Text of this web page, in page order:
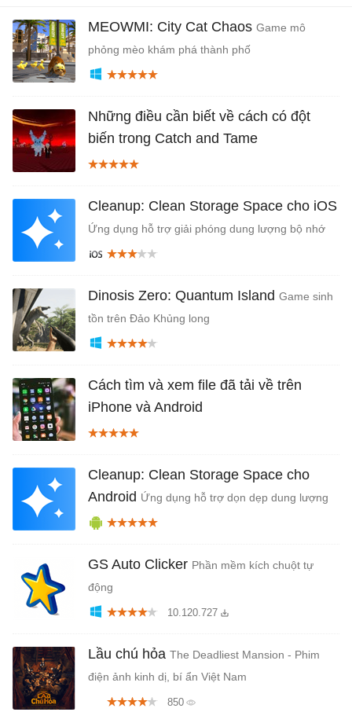
MEOWMI: City Cat Chaos Game mô
phỏng mèo khám phá thành phố
Những điều cần biết về cách có đột
biến trong Catch and Tame
Cleanup: Clean Storage Space cho iOS
Ứng dụng hỗ trợ giải phóng dung lượng bộ nhớ
Dinosis Zero: Quantum Island Game sinh
tồn trên Đảo Khủng long
Cách tìm và xem file đã tải về trên
iPhone và Android
Cleanup: Clean Storage Space cho
Android Ứng dụng hỗ trợ dọn dẹp dung lượng
GS Auto Clicker Phần mềm kích chuột tự
động
10.120.727
Lầu chú hỏa The Deadliest Mansion - Phim
điện ảnh kinh dị, bí ẩn Việt Nam
850